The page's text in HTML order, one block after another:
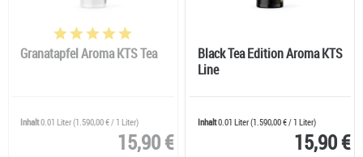
Granatapfel Aroma KTS Tea
Inhalt0.01 Liter(1.590,00 €/ 1 Liter)
15,90 €
Black Tea Edition Aroma KTS
Line
Inhalt0.01 Liter(1.590,00 €/ 1 Liter)
15,90 €